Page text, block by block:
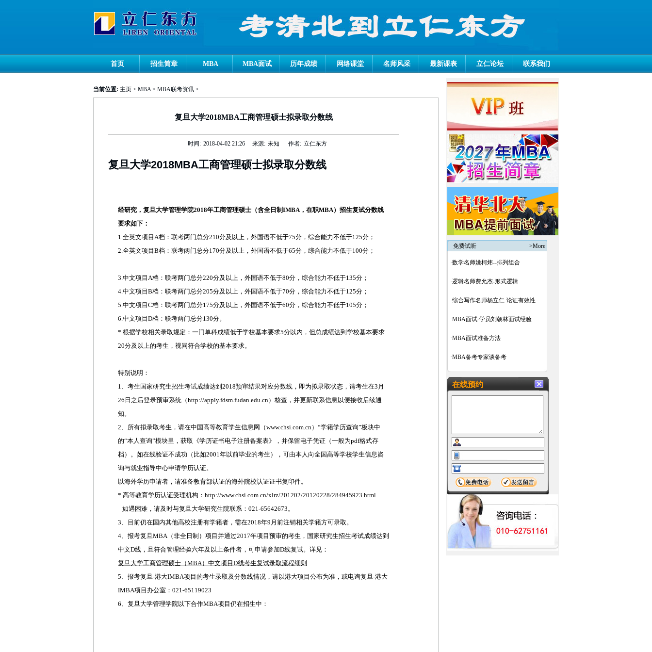
首页 招生简章 MBA MBA面试 历年成绩 网络课堂 名师风采 最新课表 立仁论坛 联系我们
当前位置: 主页 > MBA> MBA联考资讯 >
复旦大学2018MBA工商管理硕士拟录取分数线
时间: 2018-04-02 21:26 来源: 未知 作者: 立仁东方
复旦大学2018MBA工商管理硕士拟录取分数线
经研究，复旦大学管理学院2018年工商管理硕士（含全日制IMBA，在职MBA）招生复试分数线
要求如下：
1.全英文项目A档：联考两门总分210分及以上，外国语不低于75分，综合能力不低于125分；
2.全英文项目B档：联考两门总分170分及以上，外国语不低于65分，综合能力不低于100分；
3.中文项目A档：联考两门总分220分及以上，外国语不低于80分，综合能力不低于135分；
4.中文项目B档：联考两门总分205分及以上，外国语不低于70分，综合能力不低于125分；
5.中文项目C档：联考两门总分175分及以上，外国语不低于60分，综合能力不低于105分；
6.中文项目D档：联考两门总分130分。
* 根据学校相关录取规定：一门单科成绩低于学校基本要求5分以内，但总成绩达到学校基本要求
20分及以上的考生，视同符合学校的基本要求。
特别说明：
1、考生国家研究生招生考试成绩达到2018预审结果对应分数线，即为拟录取状态，请考生在3月
26日之后登录预审系统（http://apply.fdsm.fudan.edu.cn）核查，并更新联系信息以便接收后续通
知。
2、所有拟录取考生，请在中国高等教育学生信息网（www.chsi.com.cn）“学籍学历查询”板块中
的“本人查询”模块里，获取《学历证书电子注册备案表》，并保留电子凭证（一般为pdf格式存
档）。如在线验证不成功（比如2001年以前毕业的考生），可由本人向全国高等学校学生信息咨
询与就业指导中心申请学历认证。
以海外学历申请者，请准备教育部认证的海外院校认证证书复印件。
* 高等教育学历认证受理机构：http://www.chsi.com.cn/xlrz/201202/20120228/284945923.html
如遇困难，请及时与复旦大学研究生院联系：021-65642673。
3、目前仍在国内其他高校注册有学籍者，需在2018年9月前注销相关学籍方可录取。
4、报考复旦MBA（非全日制）项目并通过2017年项目预审的考生，国家研究生招生考试成绩达到
中文D线，且符合管理经验六年及以上条件者，可申请参加D线复试。详见：
复旦大学工商管理硕士（MBA）中文项目D线考生复试录取流程细则
5、报考复旦-港大IMBA项目的考生录取及分数线情况，请以港大项目公布为准，或电询复旦-港大
IMBA项目办公室：021-65119023
6、复旦大学管理学院以下合作MBA项目仍在招生中：
免费试听 >More
·数学名师姚柯炜--排列组合
·逻辑名师费允杰-形式逻辑
·综合写作名师杨立仁-论证有效性
·MBA面试-学员刘朝林面试经验
·MBA面试准备方法
·MBA备考专家谈备考
在线预约